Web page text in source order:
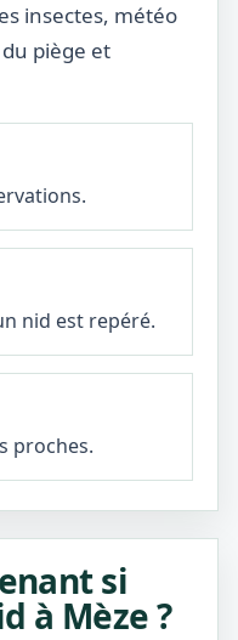
insectes, météo
piège et
nid est repéré.
proches.
si
à Mèze ?